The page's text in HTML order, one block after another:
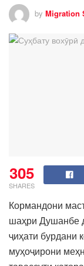
by Migration
305
SHARES
Кормандони
шаҳри Душанбе
ҷиҳати бурдани
муҳоҷирони